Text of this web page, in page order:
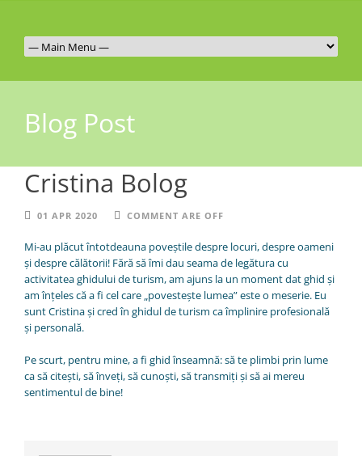
Blog Post
Cristina Bolog
01 APR 2020 COMMENT ARE OFF
Mi-au plăcut întotdeauna poveștile despre locuri, despre oameni
și despre călătorii! Fără să îmi dau seama de legătura cu
activitatea ghidului de turism, am ajuns la un moment dat ghid și
am înțeles că a fi cel care „povestește lumea” este o meserie. Eu
sunt Cristina și cred în ghidul de turism ca împlinire profesională
și personală.
Pe scurt, pentru mine, a fi ghid înseamnă: să te plimbi prin lume
ca să citești, să înveți, să cunoști, să transmiți și să ai mereu
sentimentul de bine!